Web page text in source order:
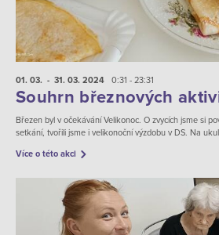
01. 03. - 31. 03. 2024 0:31 - 23:31
Souhrn březnových
Březen byl v očekávání Velikonoc. O zvycích jsme si
setkání, tvořili jsme i velikonoční výzdobu v DS. Na
Více o této akci